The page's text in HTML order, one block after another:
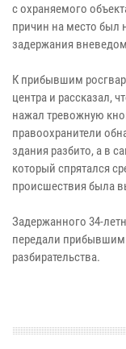
с охраняемого
причин на место был
задержания
К прибывшим
центра и рассказал,
нажал тревожную
правоохранители
здания разбито, а в
который спрятался
происшествия была
Задержанного 34-
передали
разбирательства.